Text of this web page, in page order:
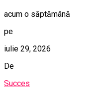
acum o săptămână
pe
iulie 29, 2026
De
Succes